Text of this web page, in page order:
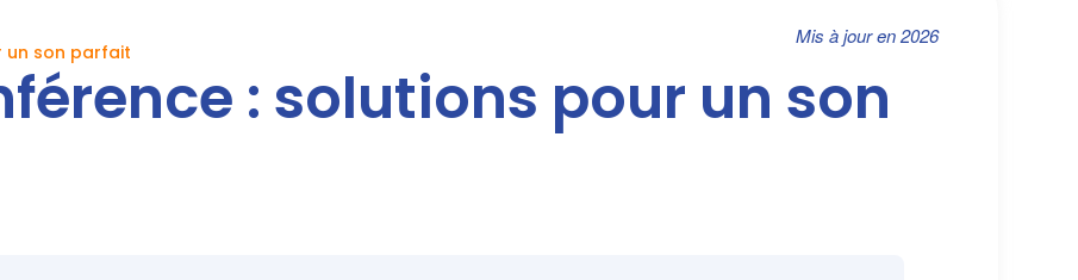
Mis à jour en 2026
un son parfait
: solutions pour un son